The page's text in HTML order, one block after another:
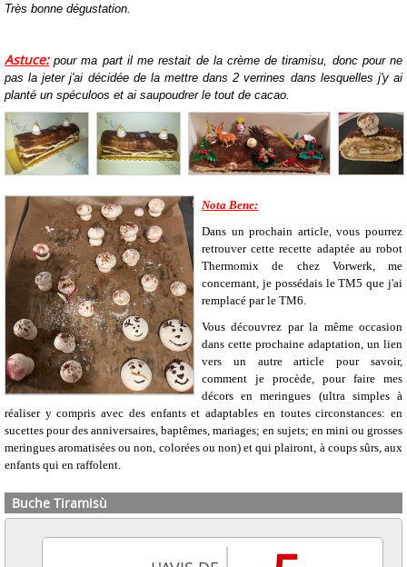
Très bonne dégustation.
Astuce: pour ma part il me restait de la crème de tiramisu, donc pour ne
pas la jeter j'ai décidée de la mettre dans 2 verrines dans lesquelles j'y ai
planté un spéculoos et ai saupoudrer le tout de cacao.
Nota Bene:
Dans un prochain article, vous pourrez
retrouver cette recette adaptée au robot
Thermomix de chez Vorwerk, me
concernant, je possédais le TM5 que j'ai
remplacé par le TM6.
Vous découvrez par la même occasion
dans cette prochaine adaptation, un lien
vers un autre article pour savoir,
comment je procède, pour faire mes
décors en meringues (ultra simples à
réaliser y compris avec des enfants et adaptables en toutes circonstances: en
sucettes pour des anniversaires, baptêmes, mariages; en sujets; en mini ou grosses
meringues aromatisées ou non, colorées ou non) et qui plairont, à coups sûrs, aux
enfants qui en raffolent.
Buche Tiramisù